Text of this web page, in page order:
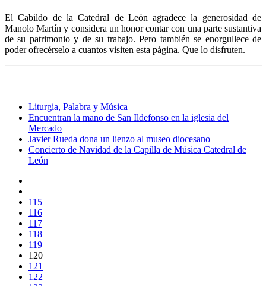
El Cabildo de la Catedral de León agradece la generosidad de
Manolo Martín y considera un honor contar con una parte sustantiva
de su patrimonio y de su trabajo. Pero también se enorgullece de
poder ofrecérselo a cuantos visiten esta página. Que lo disfruten.
Liturgia, Palabra y Música
Encuentran la mano de San Ildefonso en la iglesia del
Mercado
Javier Rueda dona un lienzo al museo diocesano
Concierto de Navidad de la Capilla de Música Catedral de
León
115
116
117
118
119
120
121
122